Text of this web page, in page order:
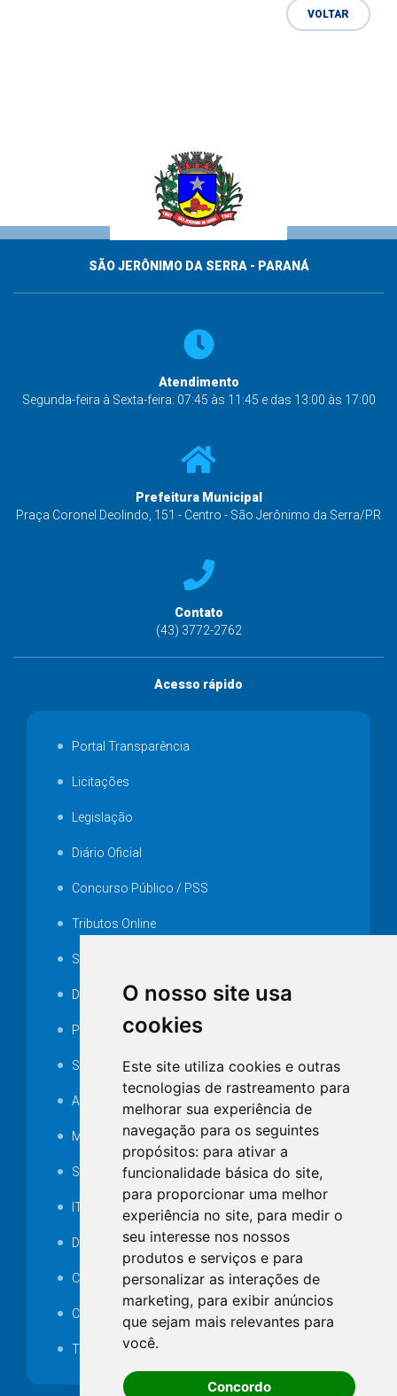
O nosso site usa
cookies
Este site utiliza cookies e outras
tecnologias de rastreamento para
melhorar sua experiência de
navegação para os seguintes
propósitos: para ativar a
funcionalidade básica do site,
para proporcionar uma melhor
experiência no site, para medir o
seu interesse nos nossos
produtos e serviços e para
personalizar as interações de
marketing, para exibir anúncios
que sejam mais relevantes para
você.
Concordo
VOLTAR
SÃO JERÔNIMO DA SERRA - PARANÁ
Atendimento
Segunda-feira à Sexta-feira: 07:45 às 11:45 e das 13:00 às 17:00
Prefeitura Municipal
Praça Coronel Deolindo, 151 - Centro - São Jerônimo da Serra/PR
Contato
(43) 3772-2762
Acesso rápido
Portal Transparência
Licitações
Legislação
Diário Oficial
Concurso Público / PSS
Tributos Online
Serviços ISS-E
Decretos
Portarias
SAMAE
Audiência pública
MANUTENÇÃO DE ILUMINAÇÃO PÚBLICA
Serviços Técnicos TI
ITR
Desapropriações
Catalogo Eletrônico de Padronização
Consórcios Municipais
Telefones Úteis